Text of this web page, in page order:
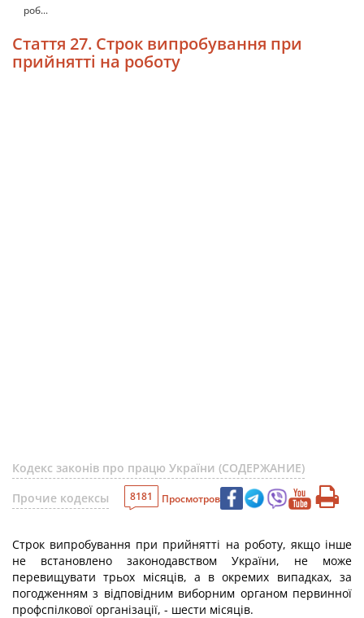
роб...
Стаття 27. Строк випробування при
прийнятті на роботу
Кодекс законів про працю України (СОДЕРЖАНИЕ)
Прочие кодексы
8181 Просмотров
Строк випробування при прийнятті на роботу, якщо інше
не встановлено законодавством України, не може
перевищувати трьох місяців, а в окремих випадках, за
погодженням з відповідним виборним органом первинної
профспілкової організації, - шести місяців.